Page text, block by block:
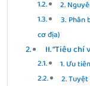
2.
3. Phân
cơ địa)
II. “Tiêu
1. Ưu
2.